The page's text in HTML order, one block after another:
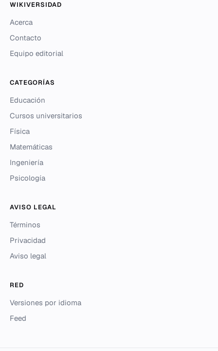
WIKIVERSIDAD
Acerca
Contacto
Equipo editorial
CATEGORÍAS
Educación
Cursos universitarios
Física
Matemáticas
Ingeniería
Psicología
AVISO LEGAL
Términos
Privacidad
Aviso legal
RED
Versiones por idioma
Feed